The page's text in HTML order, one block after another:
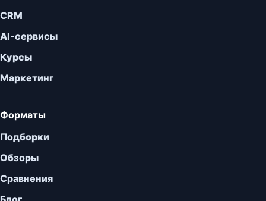
CRM
AI-сервисы
Курсы
Маркетинг
Форматы
Подборки
Обзоры
Сравнения